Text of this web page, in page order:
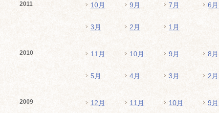
2011 10月 9月 7月 6月
3月 2月 1月
2010 11月 10月 9月 8月
5月 4月 3月 2月
2009 12月 11月 10月 9月